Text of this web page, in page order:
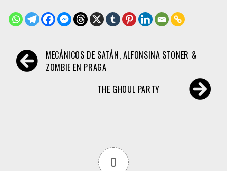
Navegación
de
MECÁNICOS DE SATÁN, ALFONSINA STONER &
ZOMBIE EN PRAGA
THE GHOUL PARTY
0